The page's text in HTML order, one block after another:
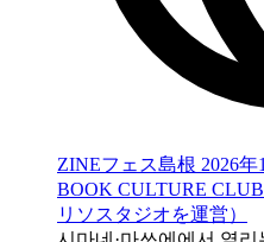
ZINEフェス島根 2026年
BOOK CULTURE
リソスタジオを運営）